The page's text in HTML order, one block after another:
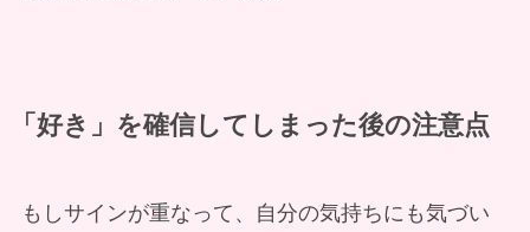
「好き」を確信してしまった後の注意点
もしサインが重なって、自分の気持ちにも気づい